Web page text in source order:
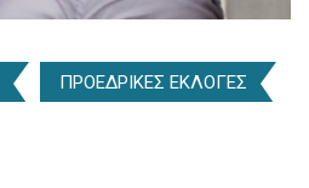
ΠΡΟΕΔΡΙΚΕΣ ΕΚΛΟΓΕΣ